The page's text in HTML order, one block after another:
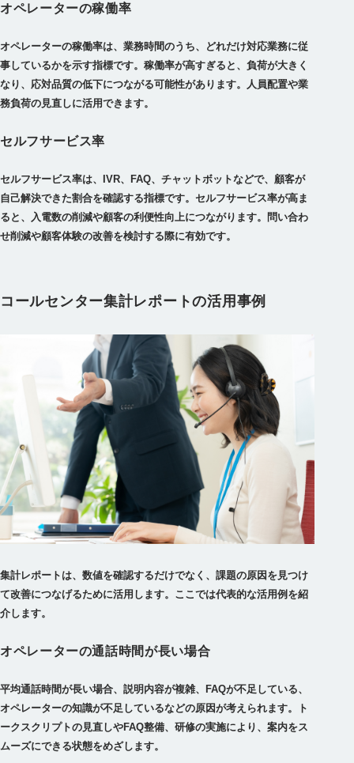
オペレーターの稼働率
オペレーターの稼働率は、業務時間のうち、どれだけ対応業務に従
事しているかを示す指標です。稼働率が高すぎると、負荷が大きく
なり、応対品質の低下につながる可能性があります。人員配置や業
務負荷の見直しに活用できます。
セルフサービス率
セルフサービス率は、IVR、FAQ、チャットボットなどで、顧客が
自己解決できた割合を確認する指標です。セルフサービス率が高ま
ると、入電数の削減や顧客の利便性向上につながります。問い合わ
せ削減や顧客体験の改善を検討する際に有効です。
コールセンター集計レポートの活用事例
集計レポートは、数値を確認するだけでなく、課題の原因を見つけ
て改善につなげるために活用します。ここでは代表的な活用例を紹
介します。
オペレーターの通話時間が長い場合
平均通話時間が長い場合、説明内容が複雑、FAQが不足している、
オペレーターの知識が不足しているなどの原因が考えられます。ト
ークスクリプトの見直しやFAQ整備、研修の実施により、案内をス
ムーズにできる状態をめざします。